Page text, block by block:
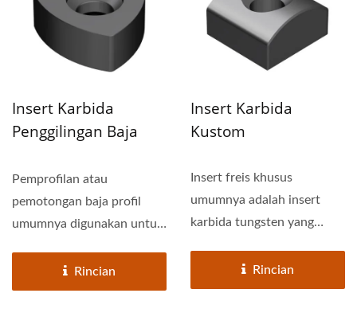
Insert Karbida
Penggilingan Baja
Pemprofilan atau
pemotongan baja profil
umumnya digunakan untuk
Rincian
Insert Karbida
Kustom
Insert freis khusus
umumnya adalah insert
karbida tungsten yang
dan perangkat...
Rincian